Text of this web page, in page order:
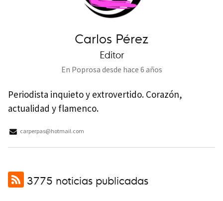
Carlos Pérez
Editor
En Poprosa desde hace 6 años
Periodista inquieto y extrovertido. Corazón,
actualidad y flamenco.
carperpas@hotmail.com
3775 noticias publicadas